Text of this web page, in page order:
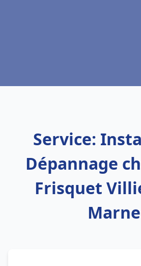
Service:
Dépannage
Frisquet
Marne